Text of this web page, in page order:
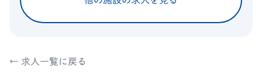
← 求人一覧に戻る